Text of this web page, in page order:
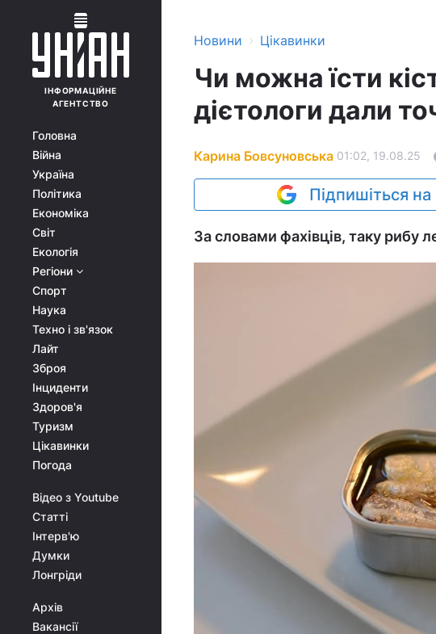
ІНФОРМАЦІЙНЕ
АГЕНТСТВО
Головна
Війна
Україна
Політика
Економіка
Світ
Екологія
Регіони
Спорт
Наука
Техно і зв'язок
Лайт
Зброя
Інциденти
Здоров'я
Туризм
Цікавинки
Погода
Відео з Youtube
Статті
Інтерв'ю
Думки
Лонгріди
Архів
Вакансії
Новини › Цікавинки
Чи можна їсти
дієтологи дали
Карина Бовсуновська 01:02, 19.08.25
Підпишіться
За словами фахівців, таку рибу